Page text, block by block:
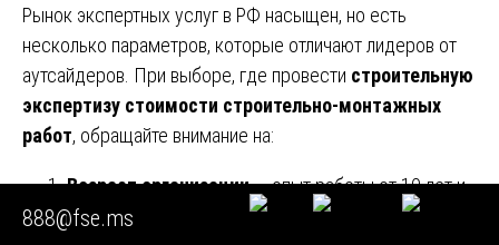
Рынок экспертных услуг в РФ насыщен, но есть
несколько параметров, которые отличают лидеров от
аутсайдеров. При выборе, где провести строительную
экспертизу стоимости строительно-монтажных
работ, обращайте внимание на:
Возраст организации— опыт работы от 10 лет и
более (например, Союз «Федерация Судебных
888@fse.ms